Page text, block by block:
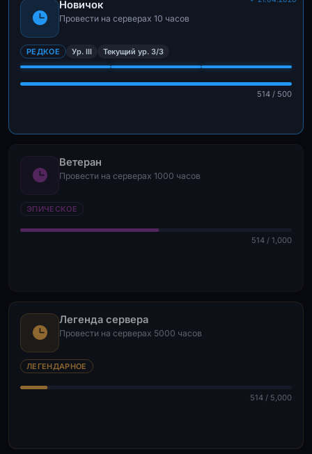
Новичок
Провести на серверах 10 часов
РЕДКОЕ Ур. III Текущий ур. 3/3
514 / 500
Ветеран
Провести на серверах 1000 часов
ЭПИЧЕСКОЕ
514 / 1,000
Легенда сервера
Провести на серверах 5000 часов
ЛЕГЕНДАРНОЕ
514 / 5,000